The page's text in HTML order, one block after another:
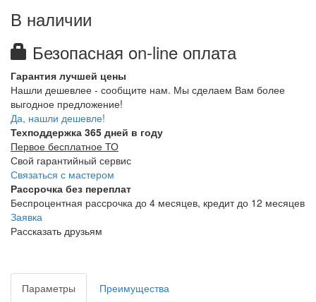
В наличии
Безопасная on-line оплата
Гарантия лучшей цены
Нашли дешевлее - сообщите нам. Мы сделаем Вам более
выгодное предложение!
Да, нашли дешевле!
Техподдержка 365 дней в году
Первое бесплатное ТО
Свой гарантийный сервис
Связаться с мастером
Рассрочка без переплат
Беспроцентная рассрочка до 4 месяцев, кредит до 12 месяцев
Заявка
Рассказать друзьям
Параметры Преимущества